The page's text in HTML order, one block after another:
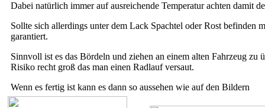
Dabei natürlich immer auf ausreichende Temperatur achten damit
Sollte sich allerdings unter dem Lack Spachtel oder Rost befinden
garantiert.
Sinnvoll ist es das Bördeln und ziehen an einem alten Fahrzeug zu
Risiko recht groß das man einen Radlauf versaut.
Wenn es fertig ist kann es dann so aussehen wie auf den Bildern